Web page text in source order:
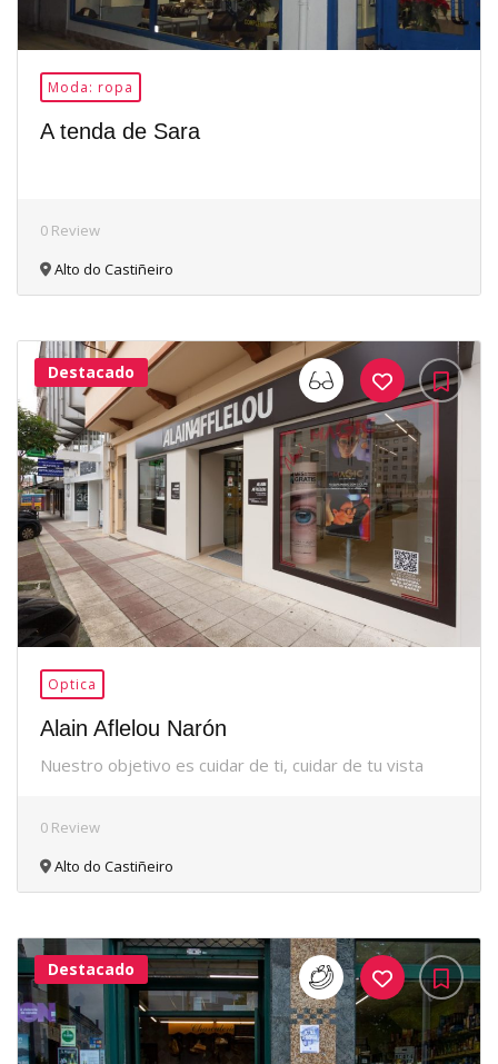
Moda: ropa
A tenda de Sara
0 Review
Alto do Castiñeiro
33Me
Gusta
Destacado
Optica
Alain Aflelou Narón
Nuestro objetivo es cuidar de ti, cuidar de tu vista
0 Review
Alto do Castiñeiro
36Me
Gusta
Destacado